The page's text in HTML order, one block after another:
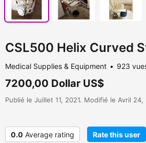
CSL500 Helix Curved
Medical Supplies & Equipment 923
7200,00 Dollar US$
Publié le Juillet 11, 2021. Modifié le Avril 24,
0.0 Average rating Rate this user